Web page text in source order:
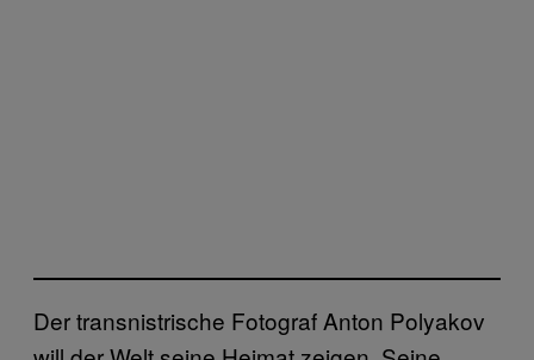
Der transnistrische Fotograf Anton Polyakov